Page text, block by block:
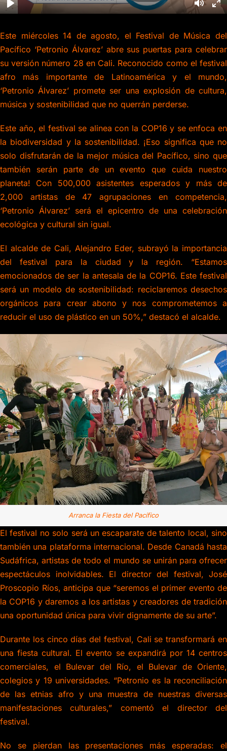
Este miércoles 14 de agosto, el Festival de Música del
Pacífico ‘Petronio Álvarez’ abre sus puertas para celebrar
su versión número 28 en Cali. Reconocido como el festival
afro más importante de Latinoamérica y el mundo,
‘Petronio Álvarez’ promete ser una explosión de cultura,
música y sostenibilidad que no querrán perderse.
Este año, el festival se alinea con la COP16 y se enfoca en
la biodiversidad y la sostenibilidad. ¡Eso significa que no
solo disfrutarán de la mejor música del Pacífico, sino que
también serán parte de un evento que cuida nuestro
planeta! Con 500,000 asistentes esperados y más de
2,000 artistas de 47 agrupaciones en competencia,
‘Petronio Álvarez’ será el epicentro de una celebración
ecológica y cultural sin igual.
El alcalde de Cali, Alejandro Eder, subrayó la importancia
del festival para la ciudad y la región. “Estamos
emocionados de ser la antesala de la COP16. Este festival
será un modelo de sostenibilidad: reciclaremos desechos
orgánicos para crear abono y nos comprometemos a
reducir el uso de plástico en un 50%,” destacó el alcalde.
Arranca la Fiesta del Pacífico
El festival no solo será un escaparate de talento local, sino
también una plataforma internacional. Desde Canadá hasta
Sudáfrica, artistas de todo el mundo se unirán para ofrecer
espectáculos inolvidables. El director del festival, José
Proscopio Ríos, anticipa que “seremos el primer evento de
la COP16 y daremos a los artistas y creadores de tradición
una oportunidad única para vivir dignamente de su arte”.
Durante los cinco días del festival, Cali se transformará en
una fiesta cultural. El evento se expandirá por 14 centros
comerciales, el Bulevar del Río, el Bulevar de Oriente,
colegios y 19 universidades. “Petronio es la reconciliación
de las etnias afro y una muestra de nuestras diversas
manifestaciones culturales,” comentó el director del
festival.
No se pierdan las presentaciones más esperadas: el